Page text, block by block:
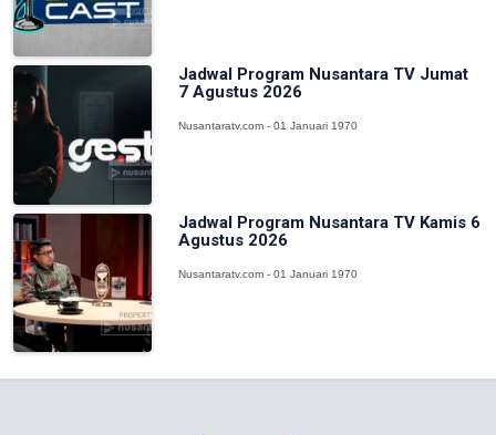
Jadwal Program Nusantara TV Jumat
7 Agustus 2026
Nusantaratv.com - 01 Januari 1970
Jadwal Program Nusantara TV Kamis 6
Agustus 2026
Nusantaratv.com - 01 Januari 1970